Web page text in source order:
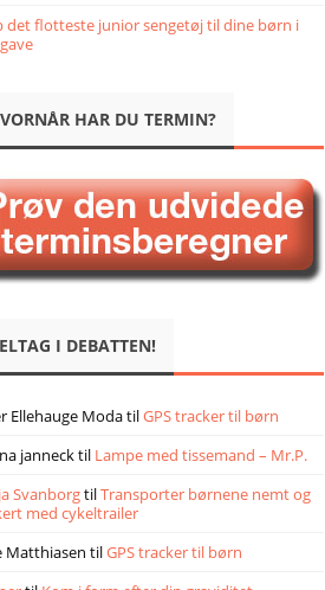
det flotteste junior sengetøj til dine børn i
HAR DU TERMIN?
I DEBATTEN!
Ellehauge ModatilGPS tracker til børn
jannecktil Lampe med tissemand – Mr.P.
SvanborgtilTransporter børnene nemt og
med cykeltrailer
Matthiasen tilGPS tracker til børn